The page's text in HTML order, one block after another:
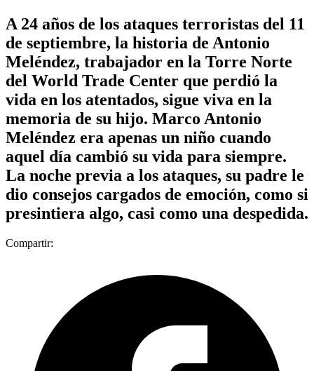
A 24 años de los ataques terroristas del 11
de septiembre, la historia de Antonio
Meléndez, trabajador en la Torre Norte
del World Trade Center que perdió la
vida en los atentados, sigue viva en la
memoria de su hijo. Marco Antonio
Meléndez era apenas un niño cuando
aquel día cambió su vida para siempre.
La noche previa a los ataques, su padre le
dio consejos cargados de emoción, como si
presintiera algo, casi como una despedida.
Compartir: